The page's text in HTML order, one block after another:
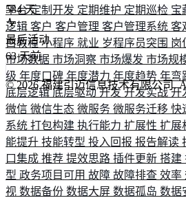
平台定制开发 定期维护 定期巡检 宝
逻辑 客户 客户管理 客户管理系统 客
白教程小程序 就业 岁程序员突围 岗
市场数据 市场洞察 市场爆发 市场规
级 年度口碑 年度潜力 年度趋势 年弯
底层逻辑底层驱动开发开发实战开
微信 微信生态 微服务 微服务迁移 快
系统 打包构建 执行能力 扩展性 扩展
能提升 技能转型 投入回报 报告解读
口集成 推荐 提效思路 插件更新 搭建
型 政务项目可用 故障 故障排查 效率
视 数据备份 数据大屏 数据孤岛 数据
584 天
最后活动
63 天前
©2026福建引迈信息技术有限公司.